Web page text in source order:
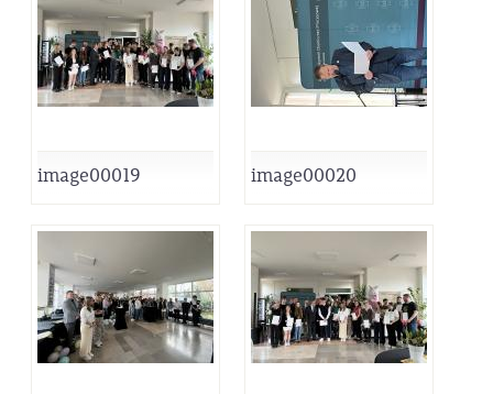
image00019 image00020